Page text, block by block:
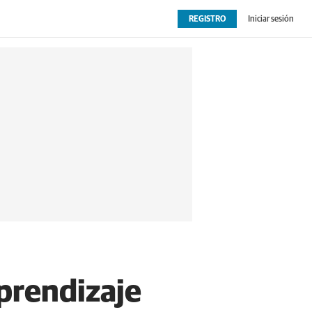
OPINIÓN EXTRAS
REGISTRO Iniciar sesión